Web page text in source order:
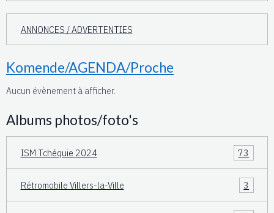
ANNONCES / ADVERTENTIES
Komende/AGENDA/Proche
Aucun évènement à afficher.
Albums photos/foto's
ISM Tchéquie 2024 73
Rétromobile Villers-la-Ville 3